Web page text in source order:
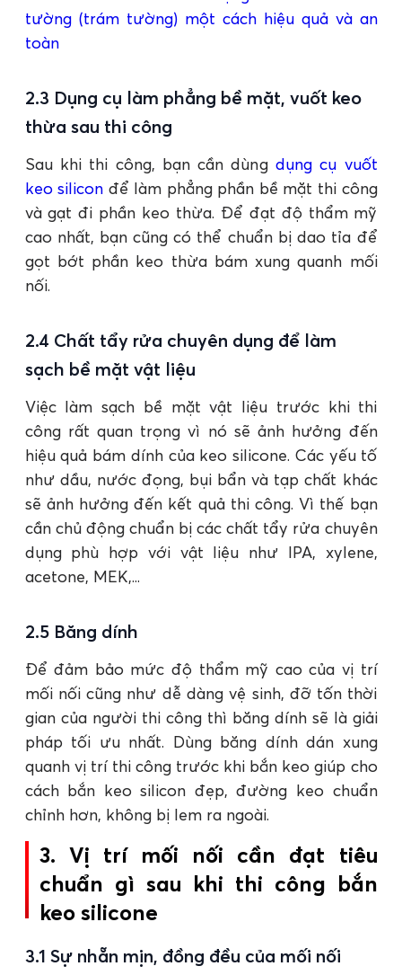
tường (trám tường) một cách hiệu quả và an
toàn
2.3 Dụng cụ làm phẳng bề mặt, vuốt keo
thừa sau thi công
Sau khi thi công, bạn cần dùng dụng cụ vuốt
keo silicon để làm phẳng phần bề mặt thi công
và gạt đi phần keo thừa. Để đạt độ thẩm mỹ
cao nhất, bạn cũng có thể chuẩn bị dao tỉa để
gọt bớt phần keo thừa bám xung quanh mối
nối.
2.4 Chất tẩy rửa chuyên dụng để làm
sạch bề mặt vật liệu
Việc làm sạch bề mặt vật liệu trước khi thi
công rất quan trọng vì nó sẽ ảnh hưởng đến
hiệu quả bám dính của keo silicone. Các yếu tố
như dầu, nước đọng, bụi bẩn và tạp chất khác
sẽ ảnh hưởng đến kết quả thi công. Vì thế bạn
cần chủ động chuẩn bị các chất tẩy rửa chuyên
dụng phù hợp với vật liệu như IPA, xylene,
acetone, MEK,...
2.5 Băng dính
Để đảm bảo mức độ thẩm mỹ cao của vị trí
mối nối cũng như dễ dàng vệ sinh, đỡ tốn thời
gian của người thi công thì băng dính sẽ là giải
pháp tối ưu nhất. Dùng băng dính dán xung
quanh vị trí thi công trước khi bắn keo giúp cho
cách bắn keo silicon đẹp, đường keo chuẩn
chỉnh hơn, không bị lem ra ngoài.
3. Vị trí mối nối cần đạt tiêu
chuẩn gì sau khi thi công bắn
keo silicone
3.1 Sự nhẵn mịn, đồng đều của mối nối